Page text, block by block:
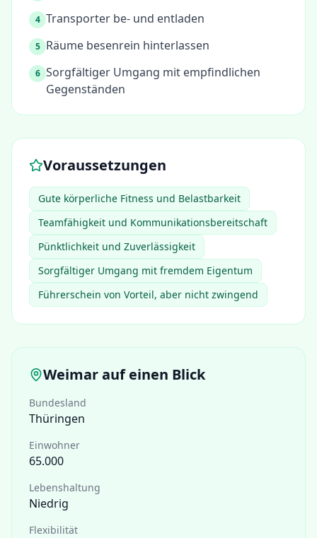
4 Transporter be- und entladen
5 Räume besenrein hinterlassen
6 Sorgfältiger Umgang mit empfindlichen
Gegenständen
Voraussetzungen
Gute körperliche Fitness und Belastbarkeit
Teamfähigkeit und Kommunikationsbereitschaft
Pünktlichkeit und Zuverlässigkeit
Sorgfältiger Umgang mit fremdem Eigentum
Führerschein von Vorteil, aber nicht zwingend
Weimarauf einen Blick
Bundesland
Thüringen
Einwohner
65.000
Lebenshaltung
Niedrig
Flexibilität